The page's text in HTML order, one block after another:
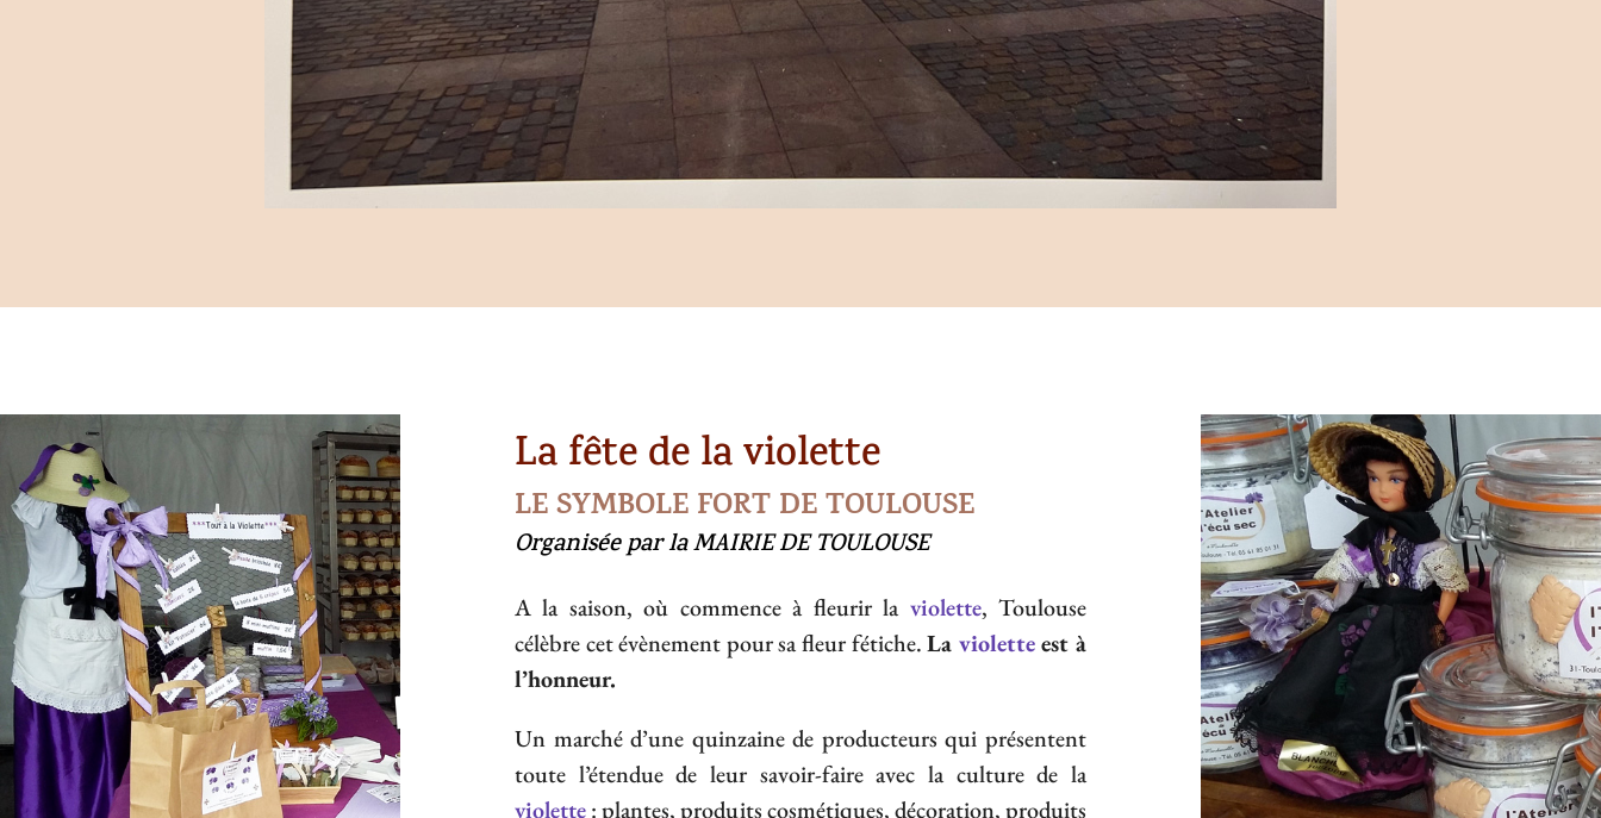
La fête de la violette
LE SYMBOLE FORT DE TOULOUSE
Organisée par la MAIRIE DE TOULOUSE
A la saison, où commence à fleurir la violette, Toulouse
célèbre cet évènement pour sa fleur fétiche.La violetteest à
l’honneur.
Un marché d’une quinzaine de producteurs qui présentent
toute l’étendue de leur savoir-faire avec la culture de la
violette: plantes, produits cosmétiques, décoration, produits